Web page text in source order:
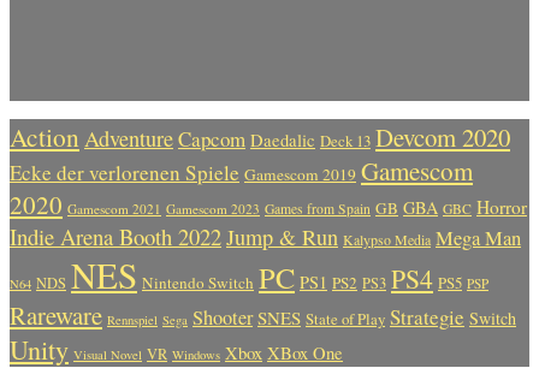
Action AdventureCapcom Daedalic Deck 13 Devcom 2020
Ecke der verlorenen Spiele Gamescom 2019 Gamescom
2020 Gamescom 2021 Gamescom 2023 Games from Spain GB GBA GBC Horror
Indie Arena Booth 2022Jump & Run Kalypso Media Mega Man
N64 NDS NES Nintendo Switch PC PS1 PS2 PS3 PS4 PS5 PSP
Rareware Rennspiel Sega Shooter SNES State of Play Strategie Switch
Unity Visual Novel VR Windows Xbox XBox One